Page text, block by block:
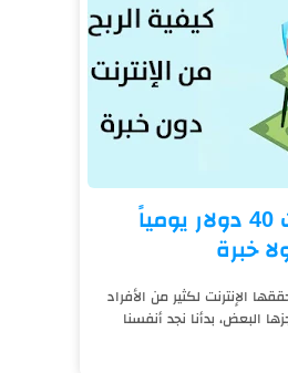
الربح من الانترنت 40 دولار يومياً
خبرة
الإنترنت لكثير من الأفراد
البعض، بدأنا نجد أنفسنا